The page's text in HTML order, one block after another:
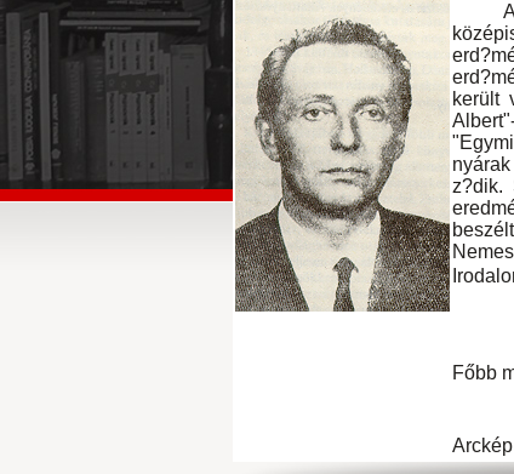
Apja
került
z?dik.
Főbb
Arckép